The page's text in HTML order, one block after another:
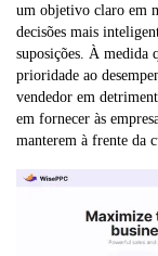
um objetivo claro em
decisões mais
suposições. À medida
prioridade ao
vendedor em
em fornecer às
manterem à frente da